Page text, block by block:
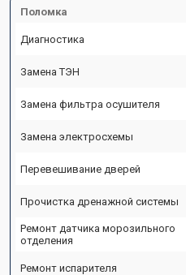
Поломка
Диагностика
Замена ТЭН
Замена фильтра осушителя
Замена электросхемы
Перевешивание дверей
Прочистка дренажной системы
Ремонт датчика морозильного
отделения
Ремонт испарителя